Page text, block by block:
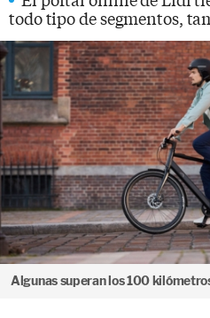
todo tipo de segmentos,
Algunas superan los 100